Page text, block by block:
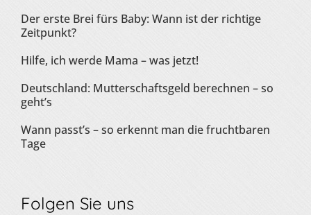
Der erste Brei fürs Baby: Wann ist der richtige
Zeitpunkt?
Hilfe, ich werde Mama – was jetzt!
Deutschland: Mutterschaftsgeld berechnen – so
geht’s
Wann passt’s – so erkennt man die fruchtbaren
Tage
Folgen Sie uns